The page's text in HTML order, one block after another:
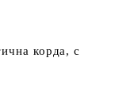
корда, с